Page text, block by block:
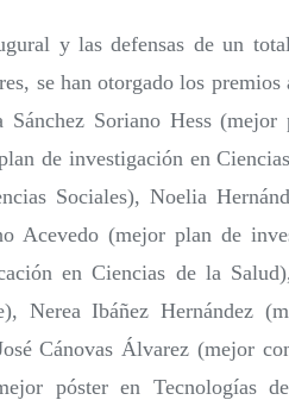
y las defensas de un
se han otorgado los
Sánchez Soriano Hess
de investigación en
Sociales), Noelia
Acevedo (mejor plan de
en Ciencias de la
Nerea Ibáñez Hernández
Cánovas Álvarez (mejor
póster en Tecnologías